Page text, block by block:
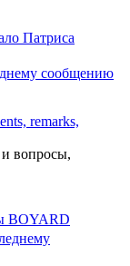
Патриса
сообщению
remarks,
вопросы,
BOYARD